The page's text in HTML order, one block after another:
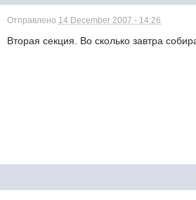
Отправлено 14 December 2007 - 14:26
Вторая секция. Во сколько завтра